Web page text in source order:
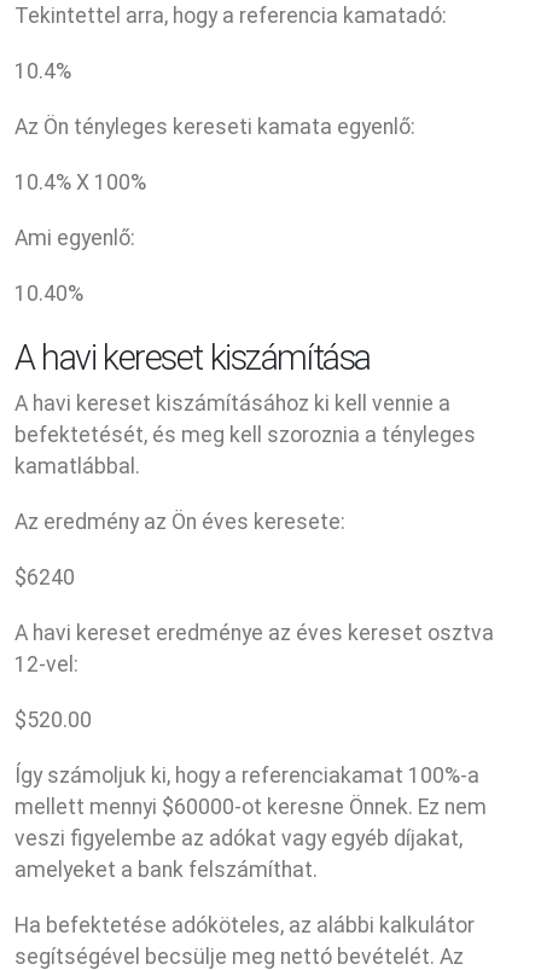
Tekintettel arra, hogy a referencia kamatadó:
10.4%
Az Ön tényleges kereseti kamata egyenlő:
10.4% X 100%
Ami egyenlő:
10.40%
A havi kereset kiszámítása
A havi kereset kiszámításához ki kell vennie a
befektetését, és meg kell szoroznia a tényleges
kamatlábbal.
Az eredmény az Ön éves keresete:
$6240
A havi kereset eredménye az éves kereset osztva
12-vel:
$520.00
Így számoljuk ki, hogy a referenciakamat 100%-a
mellett mennyi $60000-ot keresne Önnek. Ez nem
veszi figyelembe az adókat vagy egyéb díjakat,
amelyeket a bank felszámíthat.
Ha befektetése adóköteles, az alábbi kalkulátor
segítségével becsülje meg nettó bevételét. Az